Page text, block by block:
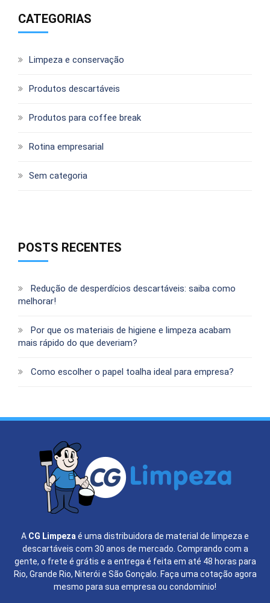
CATEGORIAS
Limpeza e conservação
Produtos descartáveis
Produtos para coffee break
Rotina empresarial
Sem categoria
POSTS RECENTES
Redução de desperdícios descartáveis: saiba como
melhorar!
Por que os materiais de higiene e limpeza acabam
mais rápido do que deveriam?
Como escolher o papel toalha ideal para empresa?
A CG Limpezaé uma distribuidora de material de limpeza e
descartáveis com 30 anos de mercado. Comprando com a
gente, o frete é grátis e a entrega é feita em até 48 horas para
Rio, Grande Rio, Niterói e São Gonçalo. Faça uma cotação agora
mesmo para sua empresa ou condomínio!